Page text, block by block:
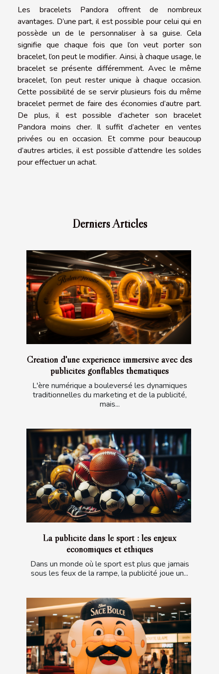
Les bracelets Pandora offrent de nombreux
avantages. D’une part, il est possible pour celui qui en
possède un de le personnaliser à sa guise. Cela
signifie que chaque fois que l’on veut porter son
bracelet, l’on peut le modifier. Ainsi, à chaque usage, le
bracelet se présente différemment. Avec le même
bracelet, l’on peut rester unique à chaque occasion.
Cette possibilité de se servir plusieurs fois du même
bracelet permet de faire des économies d’autre part.
De plus, il est possible d’acheter son bracelet
Pandora moins cher. Il suffit d’acheter en ventes
privées ou en occasion. Et comme pour beaucoup
d’autres articles, il est possible d’attendre les soldes
pour effectuer un achat.
Derniers Articles
Création d'une expérience immersive avec des
publicités gonflables thématiques
L'ère numérique a bouleversé les dynamiques
traditionnelles du marketing et de la publicité,
mais...
La publicité dans le sport : les enjeux
économiques et éthiques
Dans un monde où le sport est plus que jamais
sous les feux de la rampe, la publicité joue un...